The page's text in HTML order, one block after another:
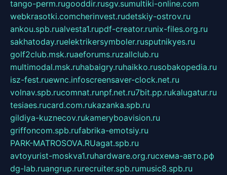
tango-perm.rugooddir.rusgv.sumultiki-online.com
webkrasotki.comcherinvest.rudetskiy-ostrov.ru
ankou.spb.rualvesta1.rupdf-creator.runix-files.org.ru
sakhatoday.ruelektrikersymboler.rusputnikyes.ru
golf2club.msk.ruaeforums.ruzallclub.ru
multimodal.msk.ruhabaigry.ruhaikko.rusobakopedia.ru
isz-fest.ruewnc.infoscreensaver-clock.net.ru
volnav.spb.rucomnat.runpf.net.ru7bit.pp.rukalugatur.ru
tesiaes.rucard.com.rukazanka.spb.ru
gildiya-kuznecov.rukameryboavision.ru
griffoncom.spb.rufabrika-emotsiy.ru
PARK-MATROSOVA.RUagat.spb.ru
avtoyurist-moskva1.ruhardware.org.ruсхема-авто.рф
dg-lab.ruangrup.rurecruiter.spb.rumusic8.spb.ru